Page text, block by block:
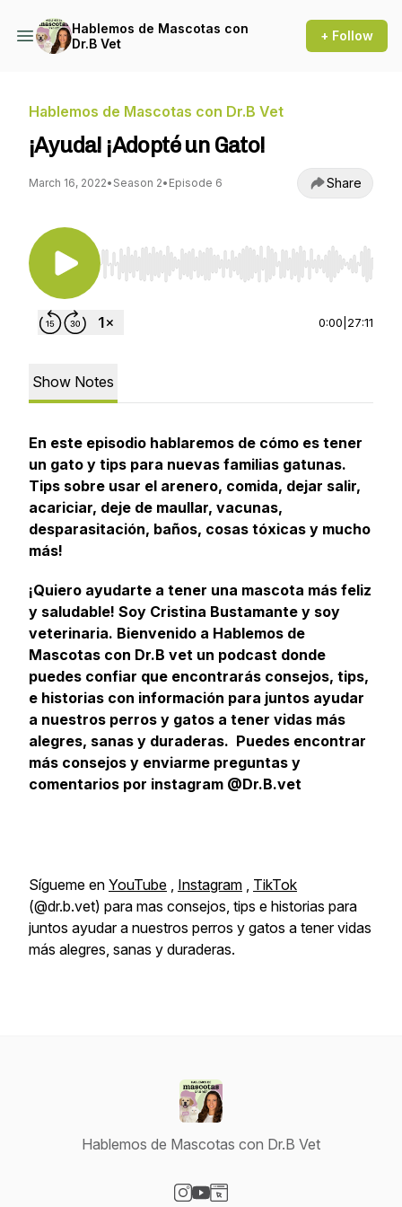
Hablemos de Mascotas con
Dr.B Vet
+ Follow
Hablemos de Mascotas con Dr.B Vet
¡Ayuda! ¡Adopté un Gato!
March 16, 2022• Season 2• Episode 6 Share
Use Left/Right to seek, Home/End to jump to
0:00 27:11
Show Notes
En este episodio hablaremos de cómo es tener
un gato y tips para nuevas familias gatunas.
Tips sobre usar el arenero, comida, dejar salir,
acariciar, deje de maullar, vacunas,
desparasitación, baños, cosas tóxicas y mucho
más!
¡Quiero ayudarte a tener una mascota más feliz
y saludable! Soy Cristina Bustamante y soy
veterinaria. Bienvenido a Hablemos de
Mascotas con Dr.B vet un podcast donde
puedes confiar que encontrarás consejos, tips,
e historias con información para juntos ayudar
a nuestros perros y gatos a tener vidas más
alegres, sanas y duraderas. Puedes encontrar
más consejos y enviarme preguntas y
comentarios por instagram @Dr.B.vet
Sígueme en YouTube , Instagram , TikTok
(@dr.b.vet) para mas consejos, tips e historias para
juntos ayudar a nuestros perros y gatos a tener vidas
más alegres, sanas y duraderas.
Hablemos de Mascotas con Dr.B Vet